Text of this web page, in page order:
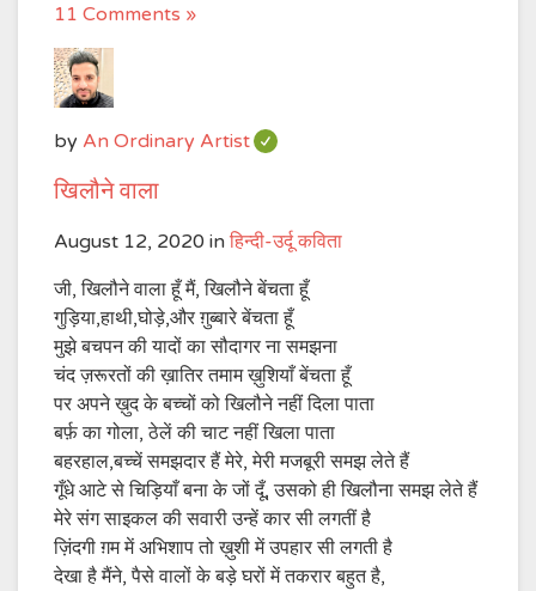
11 Comments »
by An Ordinary Artist
खिलौने वाला
August 12, 2020 in हिन्दी-उर्दू कविता
जी, खिलौने वाला हूँ मैं, खिलौने बेंचता हूँ
गुड़िया,हाथी,घोड़े,और ग़ुब्बारे बेंचता हूँ
मुझे बचपन की यादों का सौदागर ना समझना
चंद ज़रूरतों की ख़ातिर तमाम ख़ुशियाँ बेंचता हूँ
पर अपने ख़ुद के बच्चों को खिलौने नहीं दिला पाता
बर्फ़ का गोला, ठेलें की चाट नहीं खिला पाता
बहरहाल,बच्चें समझदार हैं मेरे, मेरी मजबूरी समझ लेते हैं
गूँधे आटे से चिड़ियाँ बना के जों दूँ, उसको ही खिलौना समझ लेते हैं
मेरे संग साइकल की सवारी उन्हें कार सी लगतीं है
ज़िंदगी ग़म में अभिशाप तो ख़ुशी में उपहार सी लगती है
देखा है मैंने, पैसे वालों के बड़े घरों में तकरार बहुत है,